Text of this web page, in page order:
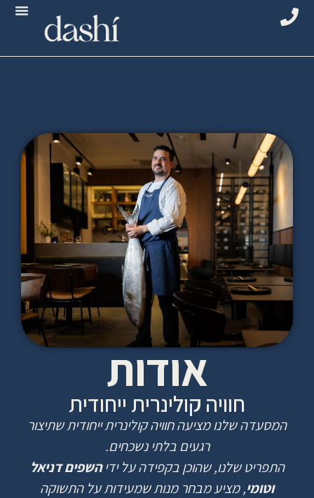
אודות
חוויה קולינרית ייחודית
המסעדהשלנומציעהחוויהקולינריתייחודיתשתיצור
רגעים בלתי נשכחים.
התפריט שלנו,שהוכן בקפידה על ידי השפים דניאל
וטומי,מציעמבחר מנותשמעידותעל התשוקה